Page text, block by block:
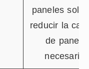
paneles
reducir la
de